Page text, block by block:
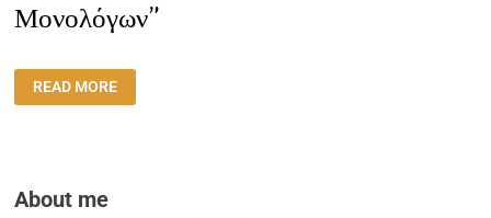
Μονολόγων”
ΣΥΝΈΝΤΕΥΞΗ:
“ΟΙ
ΔΙΆΛΟΓΟΙ
ΜΟΝΟΛΌΓΩΝ”
READ MORE
About me